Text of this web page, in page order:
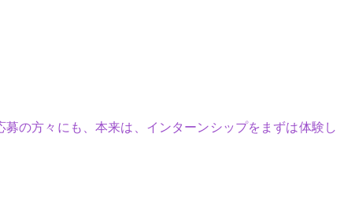
の方々にも、本来は、インターンシップをまずは体験し